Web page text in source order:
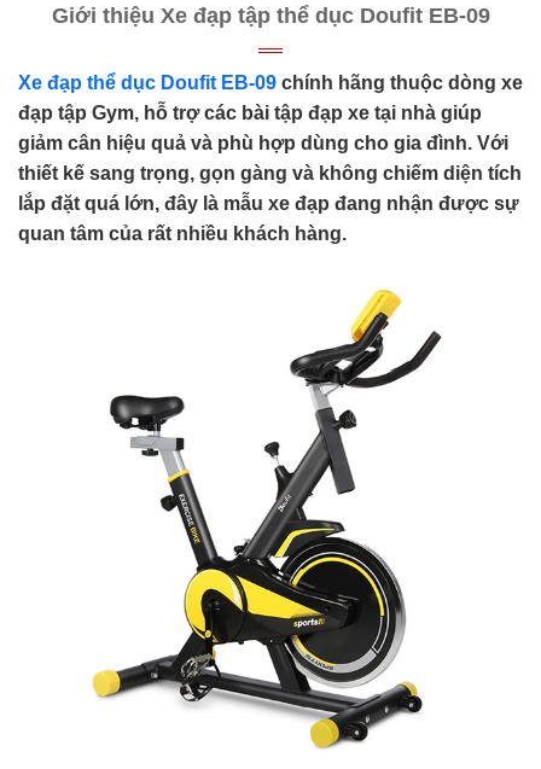
Giới thiệu Xe đạp tập thể dục Doufit EB-09
Xe đạp thể dục Doufit EB-09 chính hãng thuộc dòng xe
đạp tập Gym, hỗ trợ các bài tập đạp xe tại nhà giúp
giảm cân hiệu quả và phù hợp dùng cho gia đình. Với
thiết kế sang trọng, gọn gàng và không chiếm diện tích
lắp đặt quá lớn, đây là mẫu xe đạp đang nhận được sự
quan tâm của rất nhiều khách hàng.